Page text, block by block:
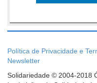
Política de Privacidade e
Newsletter
Solidariedade © 2004-2018